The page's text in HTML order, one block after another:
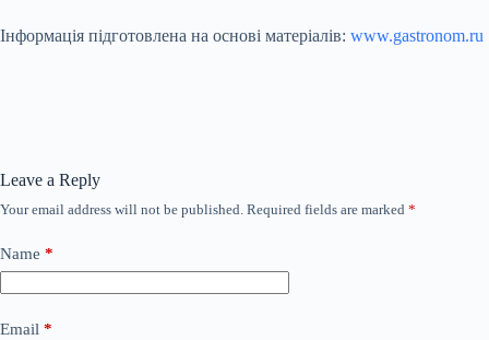
Інформація підготовлена на основі матеріалів: www.gastronom.ru
Leave a Reply
Your email address will not be published. Required fields are marked *
Name *
Email *